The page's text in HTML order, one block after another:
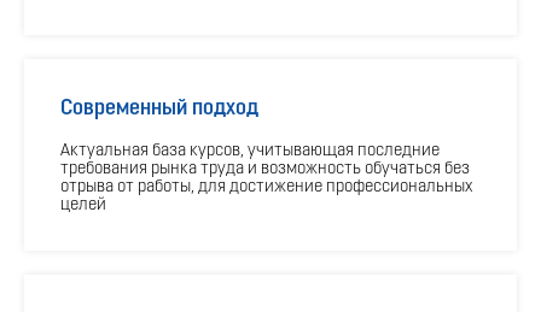
Современный подход
Актуальная база курсов, учитывающая последние
требования рынка труда и возможность обучаться без
отрыва от работы, для достижение профессиональных
целей